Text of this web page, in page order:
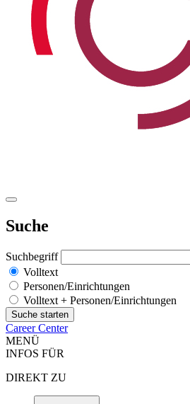
Suche
Suchbegriff
Volltext
Personen/Einrichtungen
Volltext + Personen/Einrichtungen
Career Center
MENÜ
INFOS FÜR
DIREKT ZU